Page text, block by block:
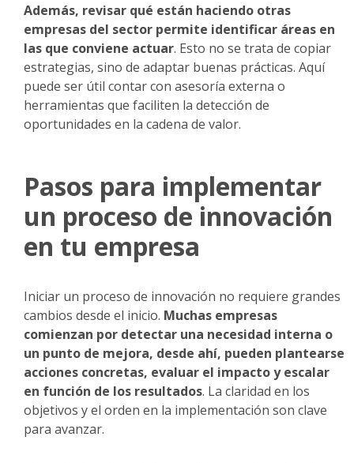
Además, revisar qué están haciendo otras
empresas del sector permite identificar áreas en
las que conviene actuar. Esto no se trata de copiar
estrategias, sino de adaptar buenas prácticas. Aquí
puede ser útil contar con asesoría externa o
herramientas que faciliten la detección de
oportunidades en la cadena de valor.
Pasos para implementar
un proceso de innovación
en tu empresa
Iniciar un proceso de innovación no requiere grandes
cambios desde el inicio. Muchas empresas
comienzan por detectar una necesidad interna o
un punto de mejora, desde ahí, pueden plantearse
acciones concretas, evaluar el impacto y escalar
en función de los resultados. La claridad en los
objetivos y el orden en la implementación son clave
para avanzar.